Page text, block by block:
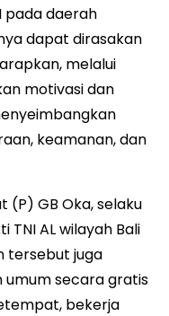
pada daerah
dapat dirasakan
melalui
motivasi dan
keamanan, dan
(P) GB Oka, selaku
TNI AL wilayah Bali
tersebut juga
secara gratis
bekerja